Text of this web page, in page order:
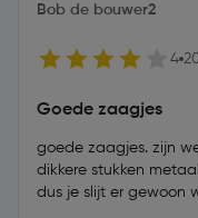
Bob de bouwer2
4
Goede zaagjes
goede zaagjes. zijn
dikkere stukken
dus je slijt er gewoon